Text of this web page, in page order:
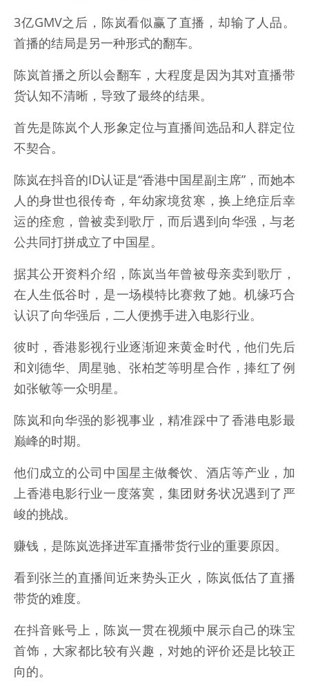
3亿GMV之后，陈岚看似赢了直播，却输了人品。
首播的结局是另一种形式的翻车。
陈岚首播之所以会翻车，大程度是因为其对直播带
货认知不清晰，导致了最终的结果。
首先是陈岚个人形象定位与直播间选品和人群定位
不契合。
陈岚在抖音的ID认证是“香港中国星副主席”，而她本
人的身世也很传奇，年幼家境贫寒，换上绝症后幸
运的痊愈，曾被卖到歌厅，而后遇到向华强，与老
公共同打拼成立了中国星。
据其公开资料介绍，陈岚当年曾被母亲卖到歌厅，
在人生低谷时，是一场模特比赛救了她。机缘巧合
认识了向华强后，二人便携手进入电影行业。
彼时，香港影视行业逐渐迎来黄金时代，他们先后
和刘德华、周星驰、张柏芝等明星合作，捧红了例
如张敏等一众明星。
陈岚和向华强的影视事业，精准踩中了香港电影最
巅峰的时期。
他们成立的公司中国星主做餐饮、酒店等产业，加
上香港电影行业一度落寞，集团财务状况遇到了严
峻的挑战。
赚钱，是陈岚选择进军直播带货行业的重要原因。
看到张兰的直播间近来势头正火，陈岚低估了直播
带货的难度。
在抖音账号上，陈岚一贯在视频中展示自己的珠宝
首饰，大家都比较有兴趣，对她的评价还是比较正
向的。